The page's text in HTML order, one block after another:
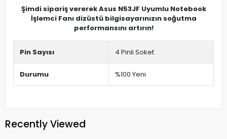
Şimdi sipariş vererek Asus N53JF Uyumlu Notebook
İşlemci Fanı dizüstü bilgisayarınızın soğutma
performansını artırın!
Pin Sayısı 4 Pinli Soket
Durumu %100 Yeni
Recently Viewed